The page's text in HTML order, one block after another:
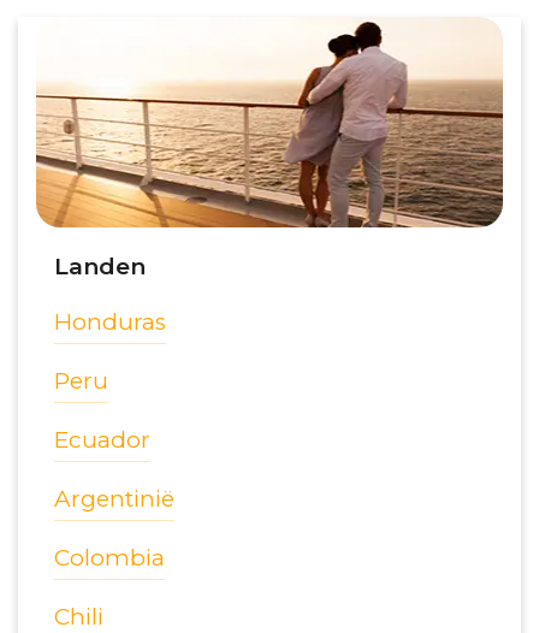
Landen
Honduras
Peru
Ecuador
Argentinië
Colombia
Chili